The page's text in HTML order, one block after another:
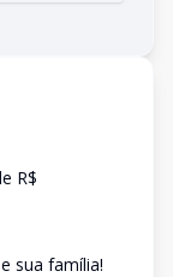
R$
sua família!